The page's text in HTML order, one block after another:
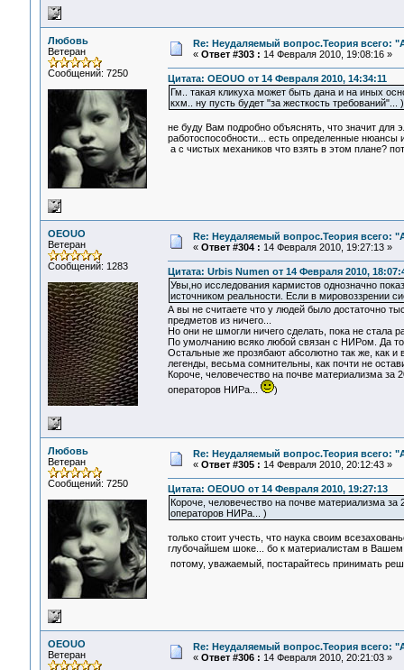
Любовь
Ветеран
Сообщений: 7250
Re: Неудаляемый вопрос.Теория всего:
« Ответ #303 : 14 Февраля 2010, 19:08:16 »
Цитата: OEOUO от 14 Февраля 2010, 14:34:11
Гм.. такая кликуха может быть дана и на иных
кхм.. ну пусть будет "за жесткость требований"...
не буду Вам подробно объяснять, что значит для
работоспособности... есть определенные
а с чистых механиков что взять в этом плане?
OEOUO
Ветеран
Сообщений: 1283
Re: Неудаляемый вопрос.Теория всего:
« Ответ #304 : 14 Февраля 2010, 19:27:13 »
Цитата: Urbis Numen от 14 Февраля 2010,
Увы,но исследования кармистов однозначно
источником реальности. Если в мировоззрении
А вы не считаете что у людей было достаточно
предметов из ничего...
Но они не шмогли ничего сделать, пока не стала
По умолчанию всяко любой связан с НИРом. Да
Остальные же прозябают абсолютно так же, как
легенды, весьма сомнительны, как почти не
Короче, человечество на почве материализма за
операторов НИРа...
)
Любовь
Ветеран
Сообщений: 7250
Re: Неудаляемый вопрос.Теория всего:
« Ответ #305 : 14 Февраля 2010, 20:12:43 »
Цитата: OEOUO от 14 Февраля 2010, 19:27:13
Короче, человечество на почве материализма
операторов НИРа... )
только стоит учесть, что наука своим
глубочайшем шоке... бо к материалистам в Вашем
потому, уважаемый, постарайтесь принимать
OEOUO
Ветеран
Re: Неудаляемый вопрос.Теория всего:
« Ответ #306 : 14 Февраля 2010, 20:21:03 »